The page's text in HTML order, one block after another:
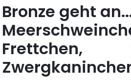
Bronze geht
Frettchen,